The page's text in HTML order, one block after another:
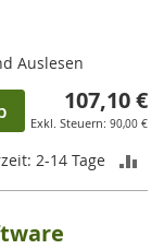
Auslesen
107,10 €
90,00 €
2-14 Tage